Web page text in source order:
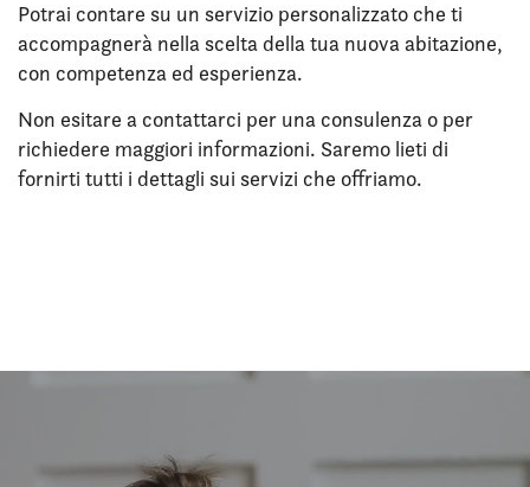
Potrai contare su un servizio personalizzato che ti
accompagnerà nella scelta della tua nuova abitazione,
con competenza ed esperienza.
Non esitare a contattarci per una consulenza o per
richiedere maggiori informazioni. Saremo lieti di
fornirti tutti i dettagli sui servizi che offriamo.